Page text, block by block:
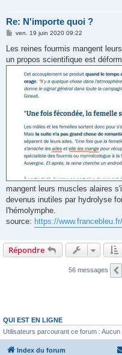
Re: N'importe quoi ?
M
s
a
ven. 19 juin 2020 09:22
Les reines fourmis mangent
un propos scientifique est
mangent leurs muscles alaires
devenus inutiles par hydrolyse
l'hémolymphe.
source: https://
Répondre
56 messages
QUI EST EN LIGNE
Utilisateurs parcourant ce forum :
Index du forum